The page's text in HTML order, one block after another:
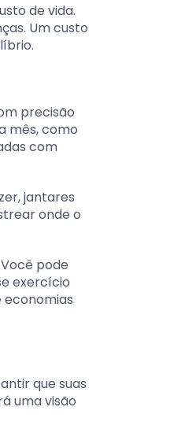
de vida.
Um custo
precisão
mês, como
com
jantares
onde o
pode
exercício
economias
que suas
uma visão